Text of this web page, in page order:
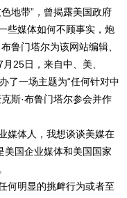
地带”，曾揭露美国政府
些媒体如何不顾事实，炮
鲁门塔尔为该网站编辑、
25日，来自中、美、
了一场主题为“任何针对中
斯·布鲁门塔尔参会并作
媒体人，我想谈谈美媒在
美国企业媒体和美国国家
何明显的挑衅行为或者至